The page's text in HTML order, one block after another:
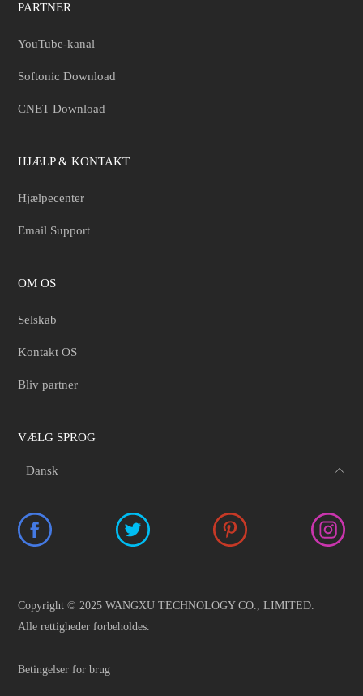
PARTNER
YouTube-kanal
Softonic Download
CNET Download
HJÆLP & KONTAKT
Hjælpecenter
Email Support
OM OS
Selskab
Kontakt OS
Bliv partner
VÆLG SPROG
Copyright © 2025 WANGXU TECHNOLOGY CO., LIMITED.
Alle rettigheder forbeholdes.
Betingelser for brug